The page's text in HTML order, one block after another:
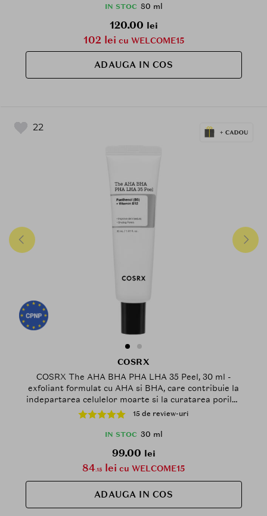
IN STOC 80 ml
120.00 lei
102 lei cu WELCOME15
ADAUGA IN COS
22
COSRX
COSRX The AHA BHA PHA LHA 35 Peel, 30 ml -
exfoliant formulat cu AHA si BHA, care contribuie la
indepartarea celulelor moarte si la curatarea porilor
incarcati15 de review-uri
IN STOC 30 ml
99.00 lei
84.15 lei cu WELCOME15
ADAUGA IN COS